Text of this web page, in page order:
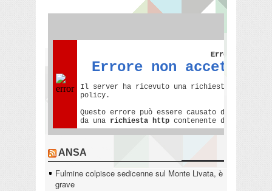
ANSA
Fulmine colpisce sedicenne sul Monte Livata, è
grave